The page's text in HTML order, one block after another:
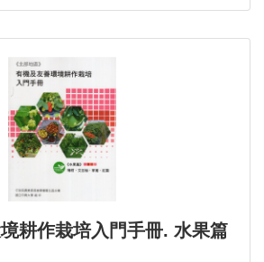
耕作栽培入門手冊. 水果篇